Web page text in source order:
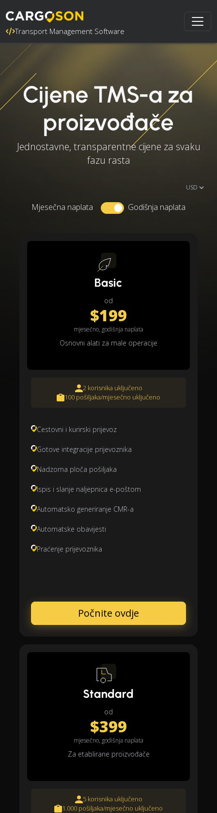
Transport Management Software
Cijene TMS-a za
proizvođače
Jednostavne, transparentne cijene za svaku
fazu rasta
Mjesečna naplata Godišnja naplata
Basic
od
$199
mjesečno, godišnja naplata
Osnovni alati za male operacije
2 korisnika uključeno
100 pošiljaka/mjesečno uključeno
Cestovni i kurirski prijevoz
Gotove integracije prijevoznika
Nadzorna ploča pošiljaka
Ispis i slanje naljepnica e-poštom
Automatsko generiranje CMR-a
Automatske obavijesti
Praćenje prijevoznika
Počnite ovdje
Standard
od
$399
mjesečno, godišnja naplata
Za etablirane proizvođače
5 korisnika uključeno
1.000 pošiljaka/mjesečno uključeno